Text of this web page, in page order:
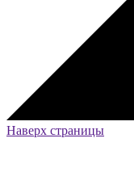
Наверх страницы